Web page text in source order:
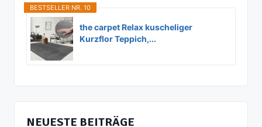
BESTSELLER NR. 10
the carpet Relax kuscheliger
Kurzflor Teppich,...
NEUESTE BEITRÄGE